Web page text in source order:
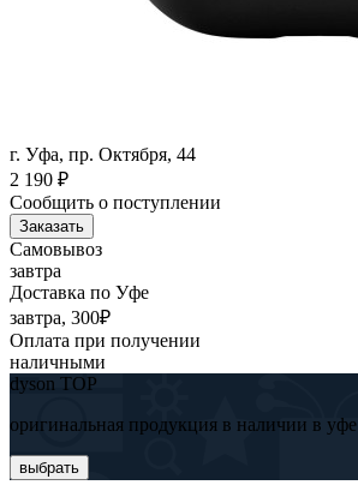
г. Уфа, пр. Октября, 44
2 190 ₽
Сообщить о поступлении
Заказать
Самовывоз
завтра
Доставка по Уфе
завтра, 300₽
Оплата при получении
наличными
dyson TOP
оригинальная продукция в наличии в уфе
выбрать